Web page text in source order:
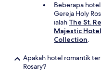
Beberapa
Gereja Holy
ialah The St.
Majestic
Collection.
Apakah hotel romantik
Rosary?